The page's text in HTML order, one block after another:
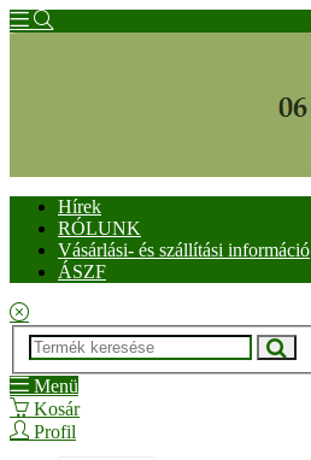
Hírek
RÓLUNK
Vásárlási- és szállítási információ
ÁSZF
Menü
Kosár
Profil